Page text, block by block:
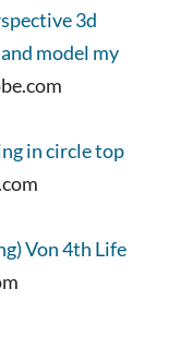
3d
model my
in circle top
Von 4th Life